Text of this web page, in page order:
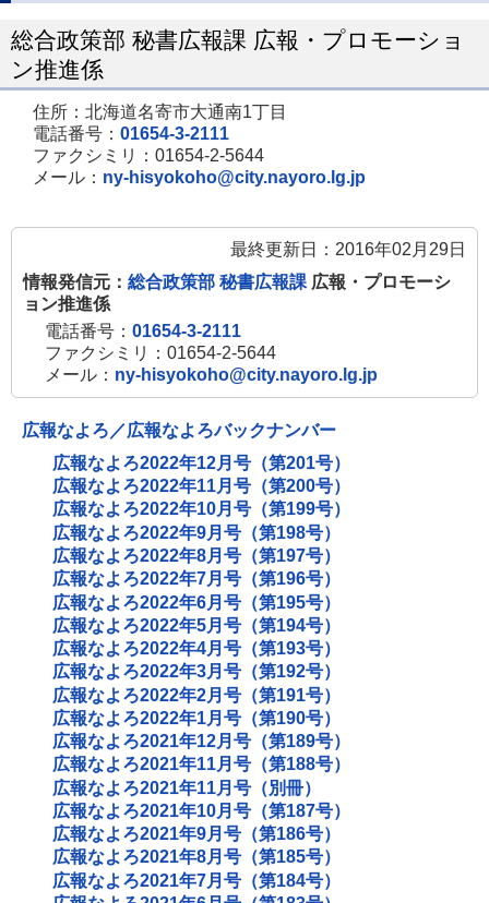
総合政策部 秘書広報課 広報・プロモーショ
ン推進係
住所：北海道名寄市大通南1丁目
電話番号： 01654-3-2111
ファクシミリ：01654-2-5644
メール： ny-hisyokoho@city.nayoro.lg.jp
最終更新日：2016年02月29日
情報発信元： 総合政策部 秘書広報課 広報・プロモーシ
ョン推進係
電話番号： 01654-3-2111
ファクシミリ：01654-2-5644
メール： ny-hisyokoho@city.nayoro.lg.jp
広報なよろ／広報なよろバックナンバー
広報なよろ2022年12月号（第201号）
広報なよろ2022年11月号（第200号）
広報なよろ2022年10月号（第199号）
広報なよろ2022年9月号（第198号）
広報なよろ2022年8月号（第197号）
広報なよろ2022年7月号（第196号）
広報なよろ2022年6月号（第195号）
広報なよろ2022年5月号（第194号）
広報なよろ2022年4月号（第193号）
広報なよろ2022年3月号（第192号）
広報なよろ2022年2月号（第191号）
広報なよろ2022年1月号（第190号）
広報なよろ2021年12月号（第189号）
広報なよろ2021年11月号（第188号）
広報なよろ2021年11月号（別冊）
広報なよろ2021年10月号（第187号）
広報なよろ2021年9月号（第186号）
広報なよろ2021年8月号（第185号）
広報なよろ2021年7月号（第184号）